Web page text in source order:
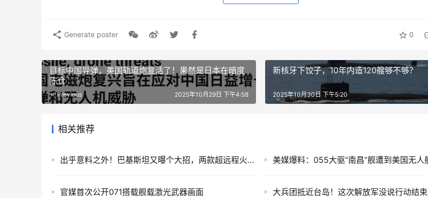
0
Generate poster
目标中国导弹，美国轨道炮复活了！果然是日本在暗度
陈仓
Previous 2025年10月29日 下午4:58
新核牙下饺子，10年内造120艘够不够？
2025年10月30日 下午5:20
相关推荐
出乎意料之外！巴基斯坦又曝个大招，两款超远程火箭弹正式亮相
官媒首次公开071搭载舰载激光武器画面 大兵团抵近台岛！这次解放军没说行动结束